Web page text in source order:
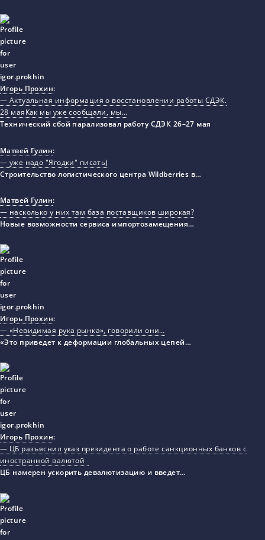
Игорь Прохин:
— Актуальная информация о восстановлении работы СДЭК.
28 маяКак мы уже сообщали, мы…
Технический сбой парализовал работу СДЭК 26–27 мая
Матвей Гулин:
— уже надо "Ягодки" писать)
Строительство логистического центра Wildberries в…
Матвей Гулин:
— насколько у них там база поставщиков широкая?
Новые возможности сервиса импортозамещения…
Игорь Прохин:
— «Невидимая рука рынка», говорили они…
«Это приведет к деформации глобальных цепей…
Игорь Прохин:
— ЦБ разъяснил указ президента о работе санкционных банков с
иностранной валютой
ЦБ намерен ускорить девалютизацию и введет…